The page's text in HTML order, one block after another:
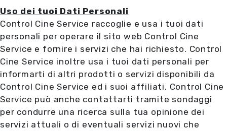
Uso dei tuoi Dati Personali
Control Cine Service raccoglie e usa i tuoi dati
personali per operare il sito web Control Cine
Service e fornire i servizi che hai richiesto. Control
Cine Service inoltre usa i tuoi dati personali per
informarti di altri prodotti o servizi disponibili da
Control Cine Service ed i suoi affiliati. Control Cine
Service può anche contattarti tramite sondaggi
per condurre una ricerca sulla tua opinione dei
servizi attuali o di eventuali servizi nuovi che